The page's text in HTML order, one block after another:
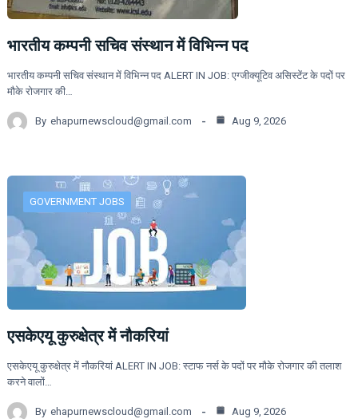
भारतीय कम्पनी सचिव संस्थान में विभिन्न पद
भारतीय कम्पनी सचिव संस्थान में विभिन्न पद ALERT IN JOB: एग्जीक्यूटिव असिस्टेंट के पदों पर
मौके रोजगार की…
By ehapurnewscloud@gmail.com Aug 9, 2026
GOVERNMENT JOBS
एसकेएयू कुरुक्षेत्र में नौकरियां
एसकेएयू कुरुक्षेत्र में नौकरियां ALERT IN JOB: स्टाफ नर्स के पदों पर मौके रोजगार की तलाश
करने वालों…
By ehapurnewscloud@gmail.com Aug 9, 2026